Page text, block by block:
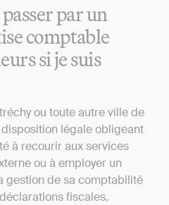
par un
comptable
si je suis
ou toute autre ville de
légale obligeant
à recourir aux services
ou à employer un
gestion de sa comptabilité
fiscales.